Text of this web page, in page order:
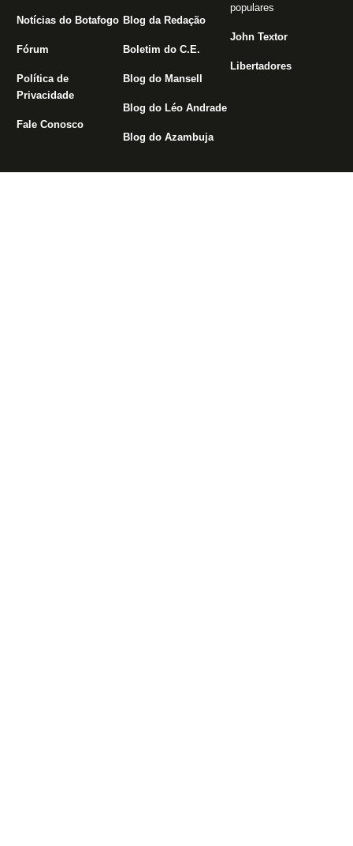
Notícias do Botafogo
Fórum
Política de
Privacidade
Fale Conosco
Blog da Redação
Boletim do C.E.
Blog do Mansell
Blog do Léo Andrade
Blog do Azambuja
populares
John Textor
Libertadores